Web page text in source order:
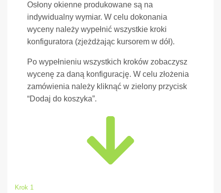
Osłony okienne produkowane są na
indywidualny wymiar. W celu dokonania
wyceny należy wypełnić wszystkie kroki
konfiguratora (zjeżdżając kursorem w dół).
Po wypełnieniu wszystkich kroków zobaczysz
wycenę za daną konfigurację. W celu złożenia
zamówienia należy kliknąć w zielony przycisk
“Dodaj do koszyka”.
Krok 1